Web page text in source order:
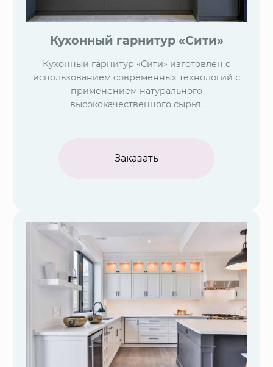
Кухонный гарнитур «Сити»
Кухонный гарнитур «Сити» изготовлен с
использованием современных технологий с
применением натурального
высококачественного сырья.
Заказать